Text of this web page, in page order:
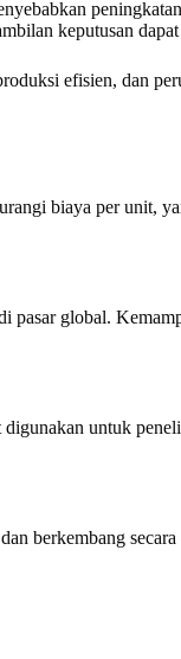
keputusan
efisien, dan
biaya per
pasar global.
untuk
berkembang